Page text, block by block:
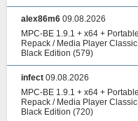
alex86m6 09.08.2026
MPC-BE 1.9.1 + x64 +
Repack / Media Player
Black Edition (579)
infect 09.08.2026
MPC-BE 1.9.1 + x64 +
Repack / Media Player
Black Edition (720)